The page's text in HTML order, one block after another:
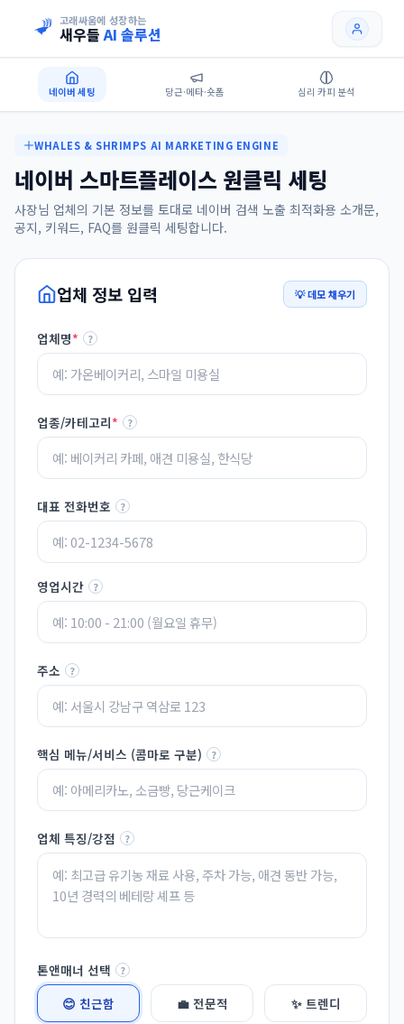
고래싸움에 성장하는
새우들 AI 솔루션
네이버 세팅 당근·메타·숏폼 심리 카피 분석
WHALES & SHRIMPS AI MARKETING ENGINE
네이버 스마트플레이스 원클릭 세팅
사장님 업체의 기본 정보를 토대로 네이버 검색 노출 최적화용 소개문,
공지, 키워드, FAQ를 원클릭 세팅합니다.
업체 정보 입력 💡 데모 채우기
업체명* ?
업종/카테고리* ?
대표 전화번호 ?
영업시간 ?
주소 ?
핵심 메뉴/서비스 (콤마로 구분) ?
업체 특징/강점 ?
톤앤매너 선택 ?
😊 친근함 💼 전문적 ✨ 트렌디